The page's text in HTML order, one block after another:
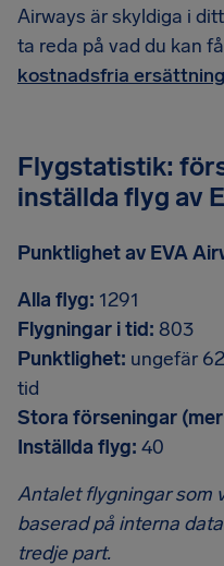
Airways är skyldiga i
ta reda på vad du kan
kostnadsfria
Flygstatistik:
inställda flyg av
Punktlighet av EVA
Alla flyg: 1291
Flygningar i tid: 803
Punktlighet: ungefär
tid
Stora förseningar
Inställda flyg: 40
Antalet flygningar som
baserad på interna
tredje part.